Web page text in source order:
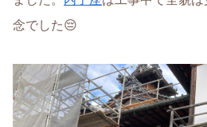
念でした😔